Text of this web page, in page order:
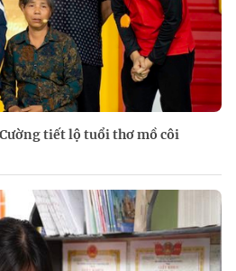
tiết lộ tuổi thơ mồ côi